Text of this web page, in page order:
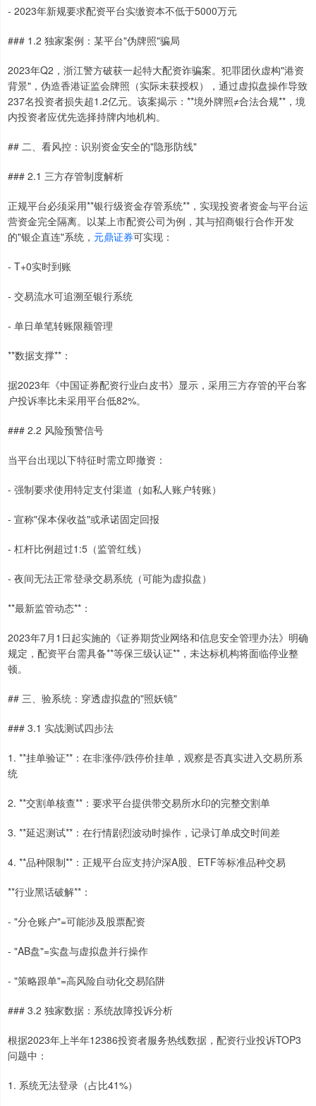
- 2023年新规要求配资平台实缴资本不低于5000万元
### 1.2 独家案例：某平台"伪牌照"骗局
2023年Q2，浙江警方破获一起特大配资诈骗案。犯罪团伙虚构"港资
背景"，伪造香港证监会牌照（实际未获授权），通过虚拟盘操作导致
237名投资者损失超1.2亿元。该案揭示：**境外牌照≠合法合规**，境
内投资者应优先选择持牌内地机构。
## 二、看风控：识别资金安全的"隐形防线"
### 2.1 三方存管制度解析
正规平台必须采用**银行级资金存管系统**，实现投资者资金与平台运
营资金完全隔离。以某上市配资公司为例，其与招商银行合作开发
的"银企直连"系统， 元鼎证券可实现：
- T+0实时到账
- 交易流水可追溯至银行系统
- 单日单笔转账限额管理
**数据支撑**：
据2023年《中国证券配资行业白皮书》显示，采用三方存管的平台客
户投诉率比未采用平台低82%。
### 2.2 风险预警信号
当平台出现以下特征时需立即撤资：
- 强制要求使用特定支付渠道（如私人账户转账）
- 宣称"保本保收益"或承诺固定回报
- 杠杆比例超过1:5（监管红线）
- 夜间无法正常登录交易系统（可能为虚拟盘）
**最新监管动态**：
2023年7月1日起实施的《证券期货业网络和信息安全管理办法》明确
规定，配资平台需具备**等保三级认证**，未达标机构将面临停业整
顿。
## 三、验系统：穿透虚拟盘的"照妖镜"
### 3.1 实战测试四步法
1. **挂单验证**：在非涨停/跌停价挂单，观察是否真实进入交易所系
统
2. **交割单核查**：要求平台提供带交易所水印的完整交割单
3. **延迟测试**：在行情剧烈波动时操作，记录订单成交时间差
4. **品种限制**：正规平台应支持沪深A股、ETF等标准品种交易
**行业黑话破解**：
- "分仓账户"=可能涉及股票配资
- "AB盘"=实盘与虚拟盘并行操作
- "策略跟单"=高风险自动化交易陷阱
### 3.2 独家数据：系统故障投诉分析
根据2023年上半年12386投资者服务热线数据，配资行业投诉TOP3
问题中：
1. 系统无法登录（占比41%）